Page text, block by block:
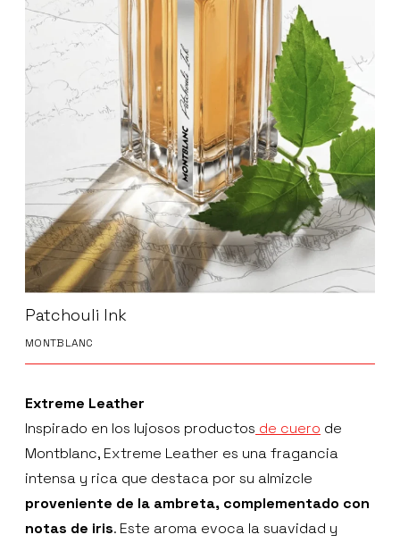
Patchouli Ink
MONTBLANC
Extreme Leather
Inspirado en los lujosos productos de cuero de
Montblanc, Extreme Leather es una fragancia
intensa y rica que destaca por su almizcle
proveniente de la ambreta, complementado con
notas de iris. Este aroma evoca la suavidad y